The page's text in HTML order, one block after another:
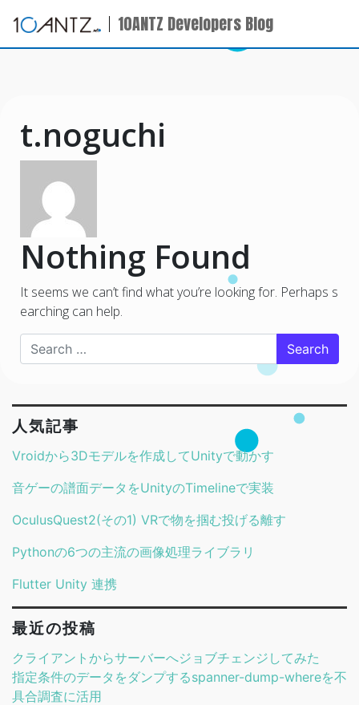
10ANTZ Developers Blog
t.noguchi
Nothing Found
It seems we can’t find what you’re looking for. Perhaps s
earching can help.
Search
人気記事
Vroidから3Dモデルを作成してUnityで動かす
音ゲーの譜面データをUnityのTimelineで実装
OculusQuest2(その1) VRで物を掴む投げる離す
Pythonの6つの主流の画像処理ライブラリ
Flutter Unity 連携
最近の投稿
クライアントからサーバーへジョブチェンジしてみた
指定条件のデータをダンプするspanner-dump-whereを不
具合調査に活用